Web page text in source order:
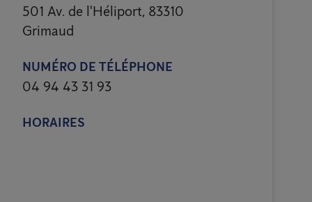
501 Av. de l'Héliport, 83310
Grimaud
NUMÉRO DE TÉLÉPHONE
04 94 43 31 93
HORAIRES